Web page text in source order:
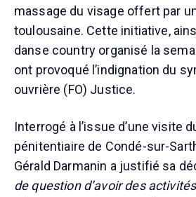
massage du visage offert par
toulousaine. Cette initiative,
danse country organisé la
ont provoqué l’indignation du
ouvrière (FO) Justice.
Interrogé à l’issue d’une visite
pénitentiaire de Condé-sur-
Gérald Darmanin a justifié sa
de question d’avoir des